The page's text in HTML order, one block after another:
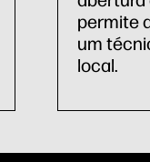
permite
um
local.